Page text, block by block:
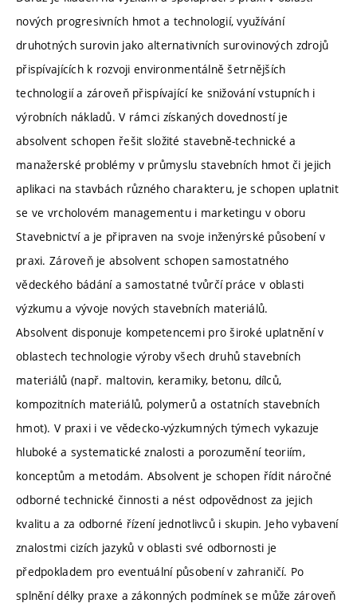
nových progresivních hmot a technologií, využívání
druhotných surovin jako alternativních surovinových zdrojů
přispívajících k rozvoji environmentálně šetrnějších
technologií a zároveň přispívající ke snižování vstupních i
výrobních nákladů. V rámci získaných dovedností je
absolvent schopen řešit složité stavebně-technické a
manažerské problémy v průmyslu stavebních hmot či jejich
aplikaci na stavbách různého charakteru, je schopen uplatnit
se ve vrcholovém managementu i marketingu v oboru
Stavebnictví a je připraven na svoje inženýrské působení v
praxi. Zároveň je absolvent schopen samostatného
vědeckého bádání a samostatné tvůrčí práce v oblasti
výzkumu a vývoje nových stavebních materiálů.
Absolvent disponuje kompetencemi pro široké uplatnění v
oblastech technologie výroby všech druhů stavebních
materiálů (např. maltovin, keramiky, betonu, dílců,
kompozitních materiálů, polymerů a ostatních stavebních
hmot). V praxi i ve vědecko-výzkumných týmech vykazuje
hluboké a systematické znalosti a porozumění teoriím,
konceptům a metodám. Absolvent je schopen řídit náročné
odborné technické činnosti a nést odpovědnost za jejich
kvalitu a za odborné řízení jednotlivců i skupin. Jeho vybavení
znalostmi cizích jazyků v oblasti své odbornosti je
předpokladem pro eventuální působení v zahraničí. Po
splnění délky praxe a zákonných podmínek se může zároveň